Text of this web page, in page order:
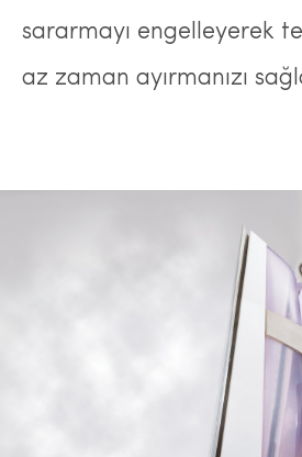
sararmayı engelleyerek
az zaman ayırmanızı